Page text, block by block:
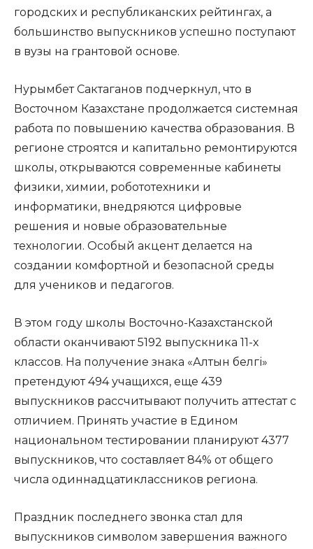
городских и республиканских рейтингах, а
большинство выпускников успешно поступают
в вузы на грантовой основе.
Нурымбет Сактаганов подчеркнул, что в
Восточном Казахстане продолжается системная
работа по повышению качества образования. В
регионе строятся и капитально ремонтируются
школы, открываются современные кабинеты
физики, химии, робототехники и
информатики, внедряются цифровые
решения и новые образовательные
технологии. Особый акцент делается на
создании комфортной и безопасной среды
для учеников и педагогов.
В этом году школы Восточно-Казахстанской
области оканчивают 5192 выпускника 11-х
классов. На получение знака «Алтын белгі»
претендуют 494 учащихся, еще 439
выпускников рассчитывают получить аттестат с
отличием. Принять участие в Едином
национальном тестировании планируют 4377
выпускников, что составляет 84% от общего
числа одиннадцатиклассников региона.
Праздник последнего звонка стал для
выпускников символом завершения важного